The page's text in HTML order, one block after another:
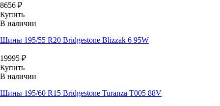
8656 ₽
Купить
В наличии
Шины 195/55 R20 Bridgestone Blizzak 6 95W
19995 ₽
Купить
В наличии
Шины 195/60 R15 Bridgestone Turanza T005 88V